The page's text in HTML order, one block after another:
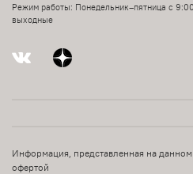
Режим работы: Понедельник–пятница с
выходные
Информация, представленная на данном
офертой